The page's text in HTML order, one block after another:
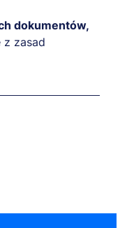
dokumentów,
z zasad